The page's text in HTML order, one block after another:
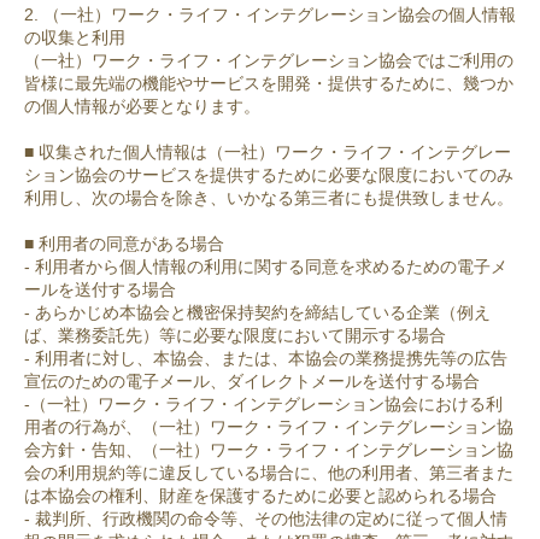
2. （一社）ワーク・ライフ・インテグレーション協会の個人情報
の収集と利用
（一社）ワーク・ライフ・インテグレーション協会ではご利用の
皆様に最先端の機能やサービスを開発・提供するために、幾つか
の個人情報が必要となります。
■ 収集された個人情報は（一社）ワーク・ライフ・インテグレー
ション協会のサービスを提供するために必要な限度においてのみ
利用し、次の場合を除き、いかなる第三者にも提供致しません。
■ 利用者の同意がある場合
- 利用者から個人情報の利用に関する同意を求めるための電子メ
ールを送付する場合
- あらかじめ本協会と機密保持契約を締結している企業（例え
ば、業務委託先）等に必要な限度において開示する場合
- 利用者に対し、本協会、または、本協会の業務提携先等の広告
宣伝のための電子メール、ダイレクトメールを送付する場合
-（一社）ワーク・ライフ・インテグレーション協会における利
用者の行為が、（一社）ワーク・ライフ・インテグレーション協
会方針・告知、（一社）ワーク・ライフ・インテグレーション協
会の利用規約等に違反している場合に、他の利用者、第三者また
は本協会の権利、財産を保護するために必要と認められる場合
- 裁判所、行政機関の命令等、その他法律の定めに従って個人情